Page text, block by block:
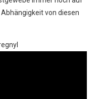
von diesen